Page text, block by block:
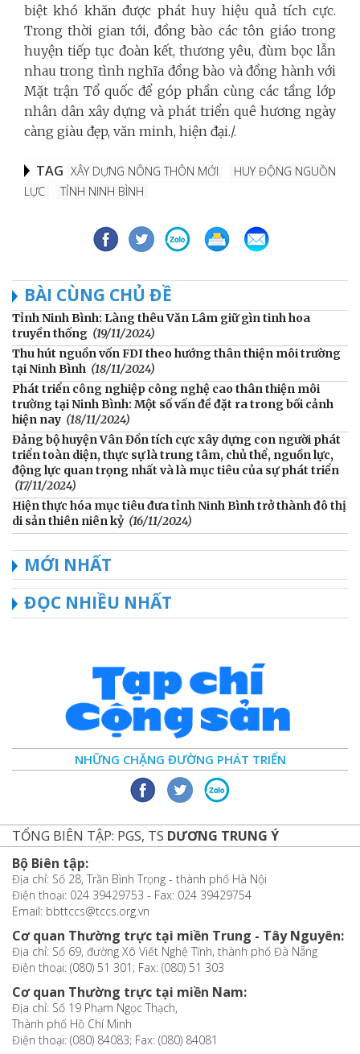
biệt khó khăn được phát huy hiệu quả tích cực.
Trong thời gian tới, đồng bào các tôn giáo trong
huyện tiếp tục đoàn kết, thương yêu, đùm bọc lẫn
nhau trong tình nghĩa đồng bào và đồng hành với
Mặt trận Tổ quốc để góp phần cùng các tầng lớp
nhân dân xây dựng và phát triển quê hương ngày
càng giàu đẹp, văn minh, hiện đại./.
TAG XÂY DỰNG NÔNG THÔN MỚI
HUY ĐỘNG NGUỒN
LỰC
TỈNH NINH BÌNH
BÀI CÙNG CHỦ ĐỀ
Tỉnh Ninh Bình: Làng thêu Văn Lâm giữ gìn tinh hoa
truyền thống (19/11/2024)
Thu hút nguồn vốn FDI theo hướng thân thiện môi trường
tại Ninh Bình (18/11/2024)
Phát triển công nghiệp công nghệ cao thân thiện môi
trường tại Ninh Bình: Một số vấn đề đặt ra trong bối cảnh
hiện nay (18/11/2024)
Đảng bộ huyện Vân Đồn tích cực xây dựng con người phát
triển toàn diện, thực sự là trung tâm, chủ thể, nguồn lực,
động lực quan trọng nhất và là mục tiêu của sự phát triển
(17/11/2024)
Hiện thực hóa mục tiêu đưa tỉnh Ninh Bình trở thành đô thị
di sản thiên niên kỷ (16/11/2024)
MỚI NHẤT
ĐỌC NHIỀU NHẤT
NHỮNG CHẶNG ĐƯỜNG PHÁT TRIỂN
TỔNG BIÊN TẬP: PGS, TS DƯƠNG TRUNG Ý
Bộ Biên tập:
Địa chỉ: Số 28, Trần Bình Trọng - thành phố Hà Nội
Điện thoại: 024 39429753 - Fax: 024 39429754
Email: bbttccs@tccs.org.vn
Cơ quan Thường trực tại miền Trung - Tây Nguyên:
Địa chỉ: Số 69, đường Xô Viết Nghệ Tĩnh, thành phố Đà Nẵng
Điện thoại: (080) 51 301; Fax: (080) 51 303
Cơ quan Thường trực tại miền Nam:
Địa chỉ: Số 19 Phạm Ngọc Thạch,
Thành phố Hồ Chí Minh
Điện thoại: (080) 84083; Fax: (080) 84081